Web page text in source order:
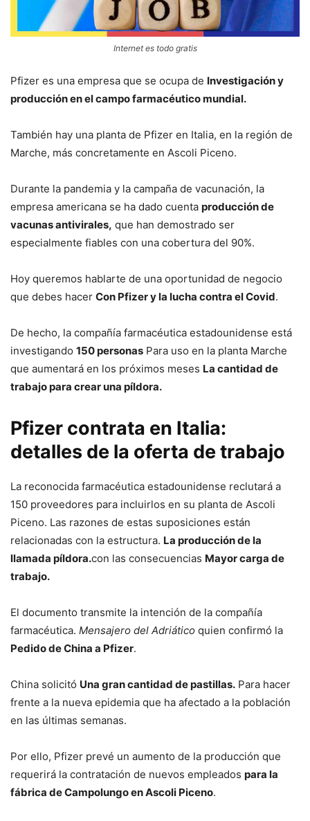
Internet es todo gratis
Pfizer es una empresa que se ocupa de Investigación y
producción en el campo farmacéutico mundial.
También hay una planta de Pfizer en Italia, en la región de
Marche, más concretamente en Ascoli Piceno.
Durante la pandemia y la campaña de vacunación, la
empresa americana se ha dado cuenta producción de
vacunas antivirales, que han demostrado ser
especialmente fiables con una cobertura del 90%.
Hoy queremos hablarte de una oportunidad de negocio
que debes hacer Con Pfizer y la lucha contra el Covid.
De hecho, la compañía farmacéutica estadounidense está
investigando 150 personas Para uso en la planta Marche
que aumentará en los próximos meses La cantidad de
trabajo para crear una píldora.
Pfizer contrata en Italia:
detalles de la oferta de trabajo
La reconocida farmacéutica estadounidense reclutará a
150 proveedores para incluirlos en su planta de Ascoli
Piceno. Las razones de estas suposiciones están
relacionadas con la estructura. La producción de la
llamada píldora.con las consecuencias Mayor carga de
trabajo.
El documento transmite la intención de la compañía
farmacéutica. Mensajero del Adriático quien confirmó la
Pedido de China a Pfizer.
China solicitó Una gran cantidad de pastillas. Para hacer
frente a la nueva epidemia que ha afectado a la población
en las últimas semanas.
Por ello, Pfizer prevé un aumento de la producción que
requerirá la contratación de nuevos empleados para la
fábrica de Campolungo en Ascoli Piceno.